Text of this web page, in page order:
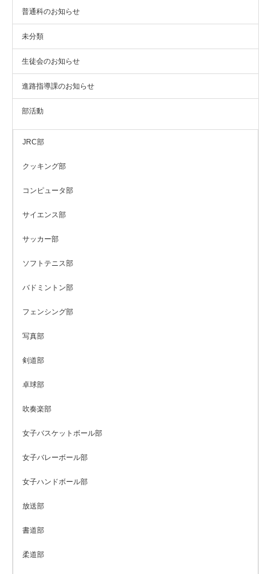
普通科のお知らせ
未分類
生徒会のお知らせ
進路指導課のお知らせ
部活動
JRC部
クッキング部
コンピュータ部
サイエンス部
サッカー部
ソフトテニス部
バドミントン部
フェンシング部
写真部
剣道部
卓球部
吹奏楽部
女子バスケットボール部
女子バレーボール部
女子ハンドボール部
放送部
書道部
柔道部